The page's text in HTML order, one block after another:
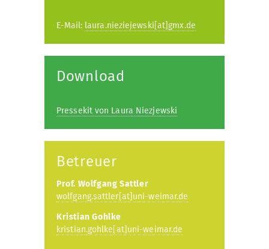
E-Mail: laura.nieziejewski[at]gmx.de
Download
Pressekit von Laura Niezjewski
Betreuer
Prof. Wolfgang Sattler
wolfgang.sattler[at]uni-weimar.de
Kristian Gohlke
kristian.gohlke[at]uni-weimar.de